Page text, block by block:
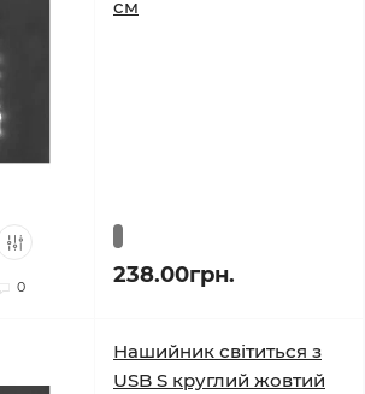
0
см
238.00грн.
Нашийник світиться з
USB S круглий жовтий